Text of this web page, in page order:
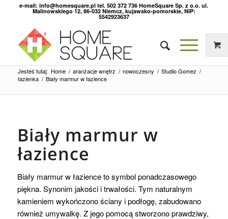
e-mail: info@homesquare.pl tel. 502 372 736 HomeSquare Sp. z o.o. ul.
Malinowskiego 12, 86-032 Niemcz, kujawsko-pomorskie, NIP:
5542923637
Jesteś tutaj: Home / aranżacje wnętrz / nowoczesny / Studio Gomez /
łazienka / Biały marmur w łazience
Biały marmur w
łazience
Biały marmur w łazience to symbol ponadczasowego
piękna. Synonim jakości i trwałości. Tym naturalnym
kamieniem wykończono ściany i podłogę, zabudowano
również umywalkę. Z jego pomocą stworzono prawdziwy,